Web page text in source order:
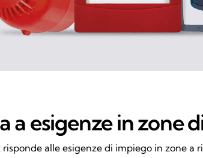
esigenze in zone
risponde alle esigenze di impiego in zone a